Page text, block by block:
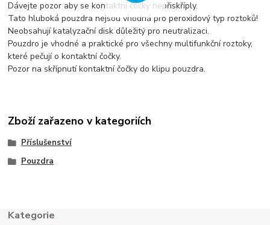
Dávejte pozor aby se kontaktní čočky nepřiskříply.
Tato hluboká pouzdra nejsou vhodná pro peroxidový typ roztoků!
Neobsahují katalyzační disk důležitý pro neutralizaci.
Pouzdro je vhodné a praktické pro všechny multifunkční roztoky,
které pečují o kontaktní čočky.
Pozor na skřípnutí kontaktní čočky do klipu pouzdra.
Zboží zařazeno v kategoriích
Příslušenství
Pouzdra
Kategorie